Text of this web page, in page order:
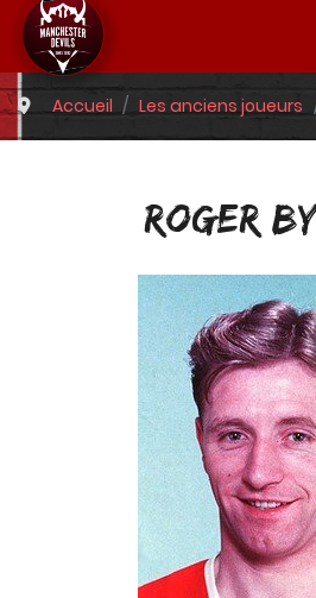
Accueil Les anciens joueurs
ROGER